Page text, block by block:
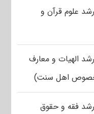
علوم قرآن و
الهیات و معارف
اهل سنت)
فقه و حقوق